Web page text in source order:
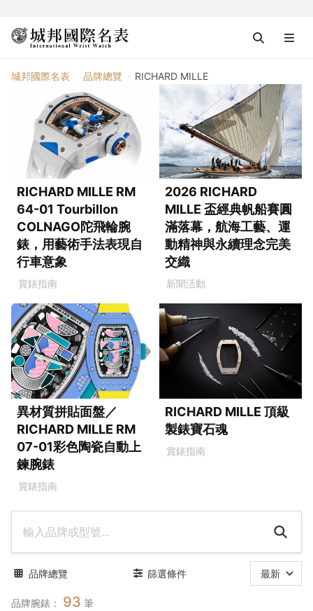
城邦國際名表 品牌總覽 RICHARD MILLE
RICHARD MILLE RM
64-01 Tourbillon
COLNAGO陀飛輪腕
錶，用藝術手法表現自
行車意象
賞錶指南
2026 RICHARD
MILLE 盃經典帆船賽圓
滿落幕，航海⼯藝、運
動精神與永續理念完美
交織
新聞活動
異材質拼貼面盤／
RICHARD MILLE RM
07-01彩色陶瓷自動上
鍊腕錶
賞錶指南
RICHARD MILLE 頂級
製錶寶石魂
賞錶指南
品牌腕錶： 93 筆
品牌總覽 篩選條件 最新